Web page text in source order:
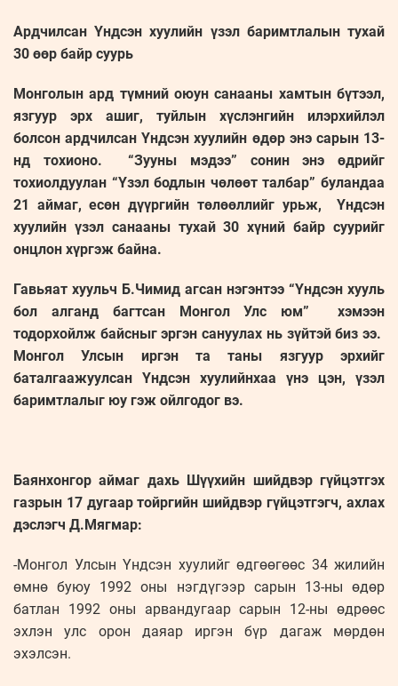
Ардчилсан Үндсэн хуулийн үзэл баримтлалын тухай
30 өөр байр суурь
Монголын ард түмний оюун санааны хамтын бүтээл,
язгуур эрх ашиг, туйлын хүслэнгийн илэрхийлэл
болсон ардчилсан Үндсэн хуулийн өдөр энэ сарын 13-
нд тохионо. “Зууны мэдээ” сонин энэ өдрийг
тохиолдуулан “Үзэл бодлын чөлөөт талбар” буландаа
21 аймаг, есөн дүүргийн төлөөллийг урьж, Үндсэн
хуулийн үзэл санааны тухай 30 хүний байр суурийг
онцлон хүргэж байна.
Гавьяат хуульч Б.Чимид агсан нэгэнтээ “Үндсэн хууль
бол алганд багтсан Монгол Улс юм” хэмээн
тодорхойлж байсныг эргэн сануулах нь зүйтэй биз ээ.
Монгол Улсын иргэн та таны язгуур эрхийг
баталгаажуулсан Үндсэн хуулийнхаа үнэ цэн, үзэл
баримтлалыг юу гэж ойлгодог вэ.
Баянхонгор аймаг дахь Шүүхийн шийдвэр гүйцэтгэх
газрын 17 дугаар тойргийн шийдвэр гүйцэтгэгч, ахлах
дэслэгч Д.Мягмар:
-Монгол Улсын Үндсэн хуулийг өдгөөгөөс 34 жилийн
өмнө буюу 1992 оны нэгдүгээр сарын 13-ны өдөр
батлан 1992 оны арвандугаар сарын 12-ны өдрөөс
эхлэн улс орон даяар иргэн бүр дагаж мөрдөн
эхэлсэн.